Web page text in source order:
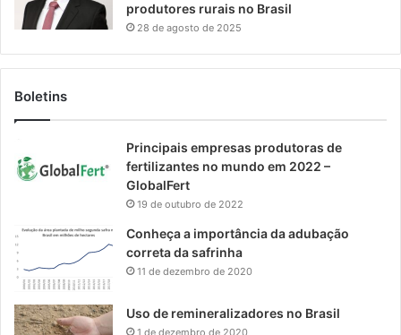
produtores rurais no Brasil
28 de agosto de 2025
Boletins
Principais empresas produtoras de
fertilizantes no mundo em 2022 –
GlobalFert
19 de outubro de 2022
Conheça a importância da adubação
correta da safrinha
11 de dezembro de 2020
Uso de remineralizadores no Brasil
1 de dezembro de 2020